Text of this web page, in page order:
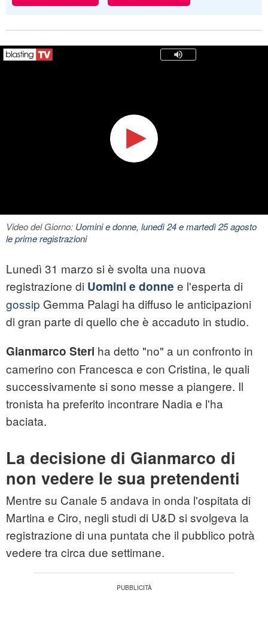
Video del Giorno: Uomini e donne, lunedì 24 e martedì 25 agosto
le prime registrazioni
Lunedì 31 marzo si è svolta una nuova
registrazione di Uomini e donne e l'esperta di
gossip Gemma Palagi ha diffuso le anticipazioni
di gran parte di quello che è accaduto in studio.
Gianmarco Steri ha detto "no" a un confronto in
camerino con Francesca e con Cristina, le quali
successivamente si sono messe a piangere. Il
tronista ha preferito incontrare Nadia e l'ha
baciata.
La decisione di Gianmarco di
non vedere le sua pretendenti
Mentre su Canale 5 andava in onda l'ospitata di
Martina e Ciro, negli studi di U&D si svolgeva la
registrazione di una puntata che il pubblico potrà
vedere tra circa due settimane.